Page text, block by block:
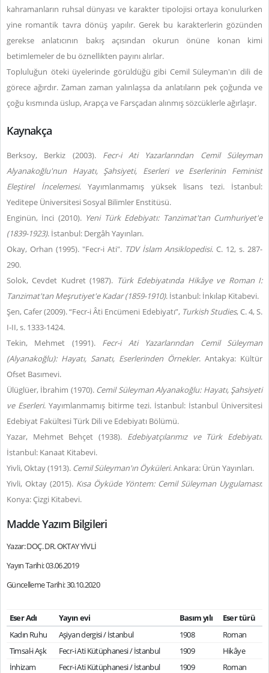
kahramanların ruhsal dünyası ve karakter tipolojisi ortaya konulurken
yine romantik tavra dönüş yapılır. Gerek bu karakterlerin gözünden
gerekse anlatıcının bakış açısından okurun önüne konan kimi
betimlemeler de bu öznellikten payını alırlar.
Topluluğun öteki üyelerinde görüldüğü gibi Cemil Süleyman'ın dili de
görece ağırdır. Zaman zaman yalınlaşsa da anlatıların pek çoğunda ve
çoğu kısmında üslup, Arapça ve Farsçadan alınmış sözcüklerle ağırlaşır.
Kaynakça
Berksoy, Berkiz (2003). Fecr-i Ati Yazarlarından Cemil Süleyman
Alyanakoğlu'nun Hayatı, Şahsiyeti, Eserleri ve Eserlerinin Feminist
Eleştirel İncelemesi. Yayımlanmamış yüksek lisans tezi. İstanbul:
Yeditepe Üniversitesi Sosyal Bilimler Enstitüsü.
Enginün, İnci (2010). Yeni Türk Edebiyatı: Tanzimat'tan Cumhuriyet'e
(1839-1923). İstanbul: Dergâh Yayınları.
Okay, Orhan (1995). "Fecr-i Ati". TDV İslam Ansiklopedisi. C. 12, s. 287-
290.
Solok, Cevdet Kudret (1987). Türk Edebiyatında Hikâye ve Roman I:
Tanzimat'tan Meşrutiyet'e Kadar (1859-1910). İstanbul: İnkılap Kitabevi.
Şen, Cafer (2009). “Fecr-i Âti Encümeni Edebiyatı”, Turkish Studies, C. 4, S.
I-II, s. 1333-1424.
Tekin, Mehmet (1991). Fecr-i Ati Yazarlarından Cemil Süleyman
(Alyanakoğlu): Hayatı, Sanatı, Eserlerinden Örnekler. Antakya: Kültür
Ofset Basımevi.
Ülüglüer, İbrahim (1970). Cemil Süleyman Alyanakoğlu: Hayatı, Şahsiyeti
ve Eserleri. Yayımlanmamış bitirme tezi. İstanbul: İstanbul Üniversitesi
Edebiyat Fakültesi Türk Dili ve Edebiyatı Bölümü.
Yazar, Mehmet Behçet (1938). Edebiyatçılarımız ve Türk Edebiyatı.
İstanbul: Kanaat Kitabevi.
Yivli, Oktay (1913). Cemil Süleyman'ın Öyküleri. Ankara: Ürün Yayınları.
Yivli, Oktay (2015). Kısa Öyküde Yöntem: Cemil Süleyman Uygulaması:
Konya: Çizgi Kitabevi.
Madde Yazım Bilgileri
Yazar: DOÇ. DR. OKTAY YİVLİ
Yayın Tarihi: 03.06.2019
Güncelleme Tarihi: 30.10.2020
Eser Adı Yayın evi Basım yılı
Eser türü
Kadın Ruhu
Aşiyan dergisi / İstanbul 1908
Roman
Timsal-i Aşk
Fecr-i Ati Kütüphanesi / İstanbul 1909
Hikâye
İnhizam
Fecr-i Ati Kütüphanesi / İstanbul 1909
Roman